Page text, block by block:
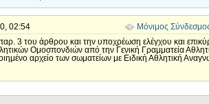
02:54
Μόνιμος
3 του άρθρου και την υποχρέωση ελέγχου και
Ομοσπονδιών από την Γενική Γραμματεία
αρχείο των σωματείων με Ειδική Αθλητική